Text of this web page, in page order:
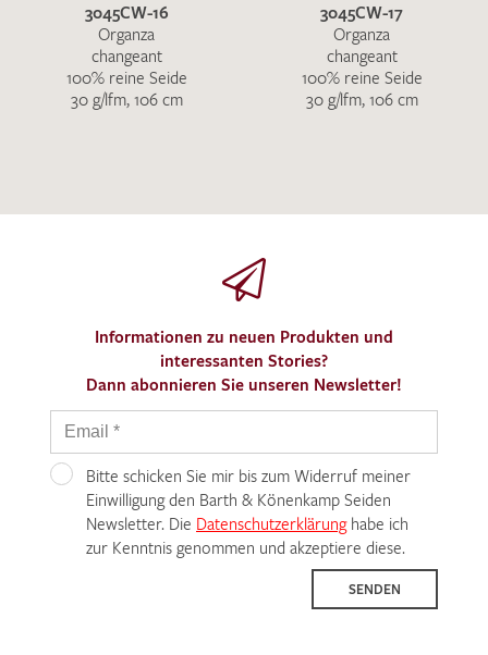
3045CW-16
Organza
changeant
100% reine Seide
30 g/lfm, 106 cm
3045CW-17
Organza
changeant
100% reine Seide
30 g/lfm, 106 cm
Informationen zu neuen Produkten und
interessanten Stories?
Dann abonnieren Sie unseren Newsletter!
Bitte schicken Sie mir bis zum Widerruf meiner
Einwilligung den Barth & Könenkamp Seiden
Newsletter. Die Datenschutzerklärunghabe ich
zur Kenntnis genommen und akzeptiere diese.
SENDEN